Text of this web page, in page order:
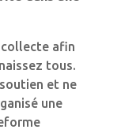
collecte afin
tous.
et ne
une